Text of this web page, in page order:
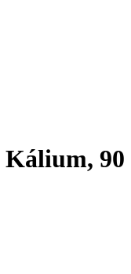
Kálium, 90